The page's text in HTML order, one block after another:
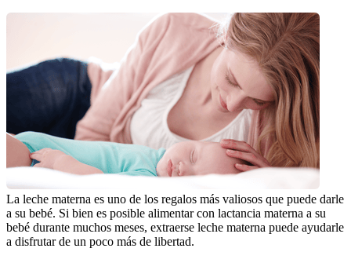
La leche materna es uno de los regalos más valiosos que puede darle
a su bebé. Si bien es posible alimentar con lactancia materna a su
bebé durante muchos meses, extraerse leche materna puede ayudarle
a disfrutar de un poco más de libertad.